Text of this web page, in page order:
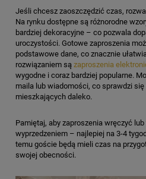
Jeśli chcesz zaoszczędzić czas,
Na rynku dostępne są różnorodne
bardziej dekoracyjne – co pozwala
uroczystości. Gotowe zaproszenia
podstawowe dane, co znacznie
rozwiązaniem są zaproszenia
wygodne i coraz bardziej popularne.
maila lub wiadomości, co sprawdzi
mieszkających daleko.
Pamiętaj, aby zaproszenia wręczyć
wyprzedzeniem – najlepiej na 3-4
temu goście będą mieli czas na
swojej obecności.